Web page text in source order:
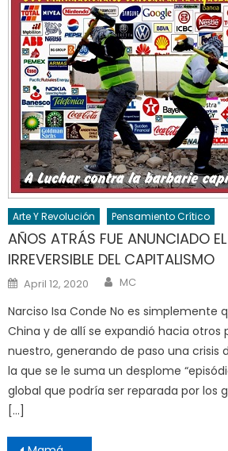
Arte Y Revolución Pensamiento Crítico
AÑOS ATRÁS FUE ANUNCIADO
IRREVERSIBLE DEL CAPITALISMO
Posted
on
April 12, 2020 Author
MC
Narciso Isa Conde No es simplemente
China y de allí se expandió hacia otros
nuestro, generando de paso una crisis
la que se le suma un desplome
global que podría ser reparada por los
[…]